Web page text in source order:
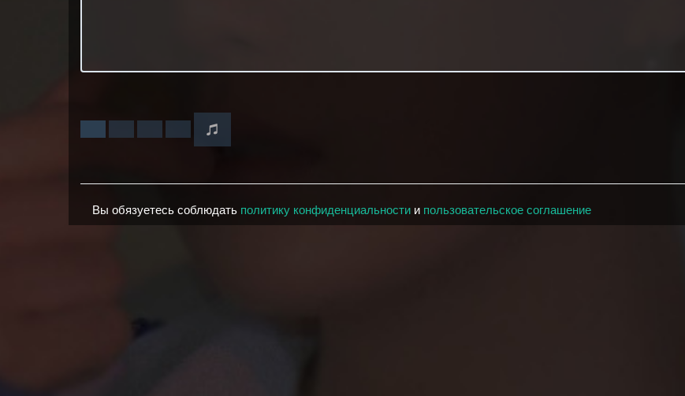
Вы обязуетесь соблюдать политику конфиденциальности и пользовательское соглашение